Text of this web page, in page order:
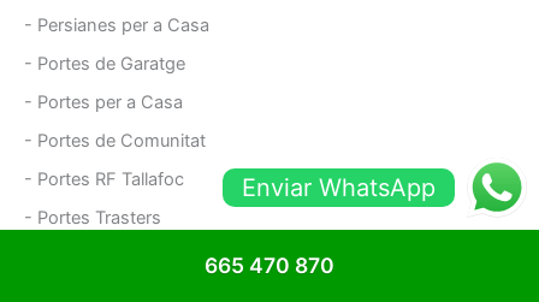
- Persianes per a Casa
- Portes de Garatge
- Portes per a Casa
- Portes de Comunitat
- Portes RF Tallafoc
- Portes Trasters
Enviar WhatsApp
665 470 870